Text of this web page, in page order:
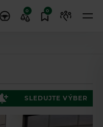
0 0
SLEDUJTE VÝBER